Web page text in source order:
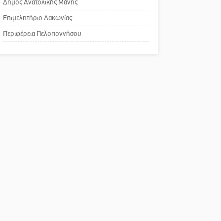
Το δικό σας σχόλιο:
Παράδειγμα κοινωνικής
Δήμος Ανατολικής Μάνης
Επιμελητήριο Λακωνίας
Περιφέρεια Πελοποννήσου